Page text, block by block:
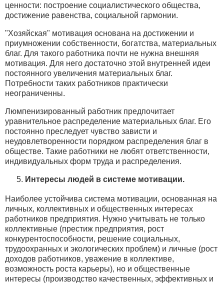
ценности: построение социалистического общества,
достижение равенства, социальной гармонии.
"Хозяйская" мотивация основана на достижении и
приумножении собственности, богатства, материальных
благ. Для такого работника почти не нужна внешняя
мотивация. Для него достаточно этой внутренней идеи
постоянного увеличения материальных благ.
Потребности таких работников практически
неограниченны.
Люмпенизированный работник предпочитает
уравнительное распределение материальных благ. Его
постоянно преследует чувство зависти и
неудовлетворенности порядком распределения благ в
обществе. Такие работники не любят ответственности,
индивидуальных форм труда и распределения.
Интересы людей в системе мотивации.
Наиболее устойчива система мотивации, основанная на
личных, коллективных и общественных интересах
работников предприятия. Нужно учитывать не только
коллективные (престиж предприятия, рост
конкурентоспособности, решение социальных,
трудоохранных и экологических проблем) и личные (рост
доходов работников, уважение в коллективе,
возможность роста карьеры), но и общественные
интересы (производство качественных, эффективных и